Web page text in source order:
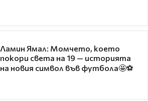
Ламин Ямал: Момчето, което
покори света на 19 — историята
на новия символ във футбола🤩⚽